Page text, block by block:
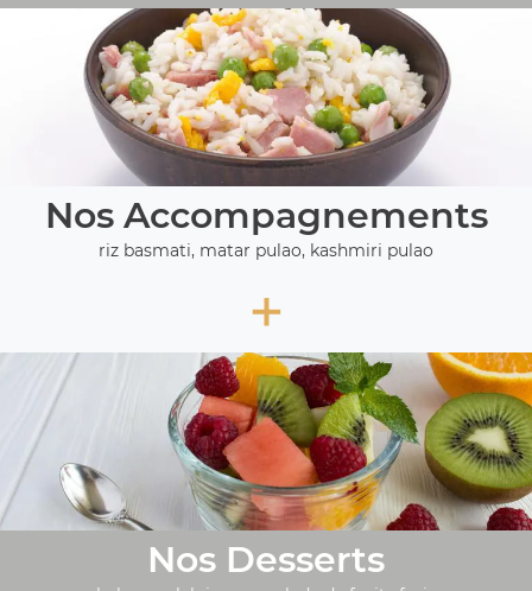
Nos Accompagnements
riz basmati, matar pulao, kashmiri pulao
+
Nos Desserts